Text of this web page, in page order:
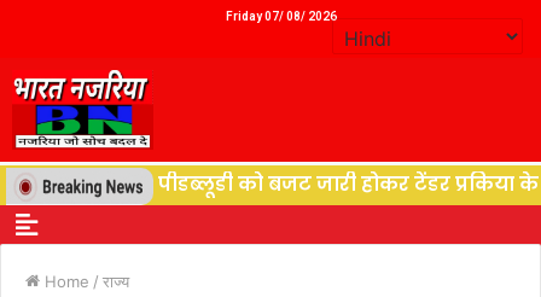
Friday 07/ 08/ 2026
विभाग पीडब्लूडी को बजट जारी होकर टेंडर प्रकिया के
Home / राज्य